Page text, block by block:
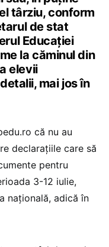
târziu, conform
de stat
Educației
la căminul din
elevii
mai jos în
că nu au
declarațiile care să
pentru
3-12 iulie,
națională, adică în